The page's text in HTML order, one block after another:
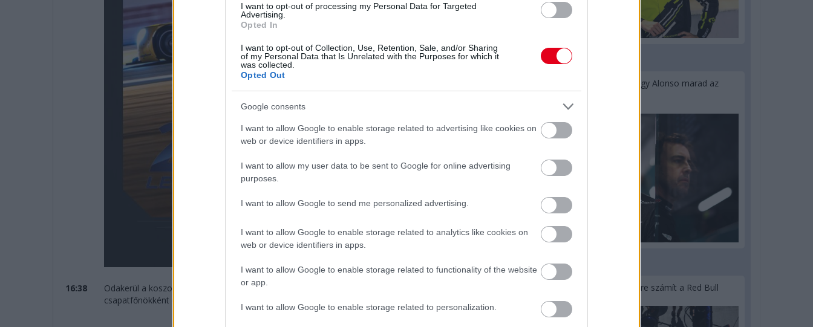
I want to opt-out of processing my Personal Data for Targeted
Advertising.
Opted In
I want to opt-out of Collection, Use, Retention, Sale, and/or Sharing
of my Personal Data that Is Unrelated with the Purposes for which it
was collected.
Opted Out
Google consents
I want to allow Google to enable storage related to advertising like cookies on
web or device identifiers in apps.
I want to allow my user data to be sent to Google for online advertising
purposes.
I want to allow Google to send me personalized advertising.
I want to allow Google to enable storage related to analytics like cookies on
web or device identifiers in apps.
I want to allow Google to enable storage related to functionality of the website
or app.
I want to allow Google to enable storage related to personalization.
16:38
Odakerül a koszorú Kubica, Ye és Hanson nyakába. Csodálatos pillanatok ezek, Amato Ferrari
csapatfőnökként ünnepelhet!
2 napja
Newey biztos benne, hogy Alonso marad az
3 napja
Lassuló fejlesztési ütemre számít a Red Bull